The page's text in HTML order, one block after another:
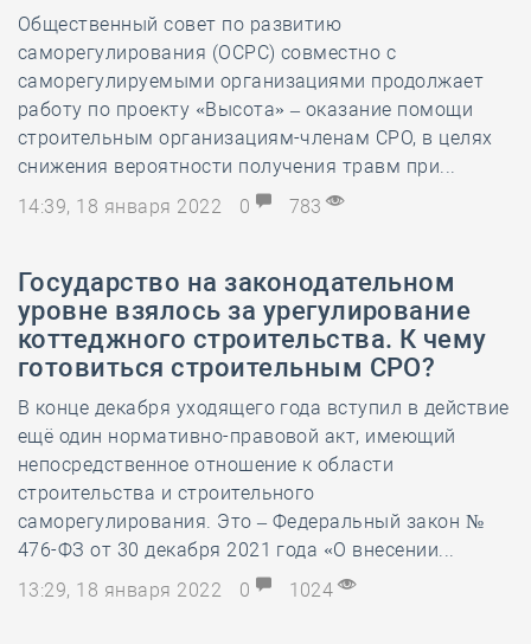
Общественный совет по развитию
саморегулирования (ОСРС) совместно с
саморегулируемыми организациями продолжает
работу по проекту «Высота» – оказание помощи
строительным организациям-членам СРО, в целях
снижения вероятности получения травм при...
14:39, 18 января 2022
0 783
Государство на законодательном
уровне взялось за урегулирование
коттеджного строительства. К чему
готовиться строительным СРО?
В конце декабря уходящего года вступил в действие
ещё один нормативно-правовой акт, имеющий
непосредственное отношение к области
строительства и строительного
саморегулирования. Это – Федеральный закон №
476-ФЗ от 30 декабря 2021 года «О внесении...
13:29, 18 января 2022
0 1024